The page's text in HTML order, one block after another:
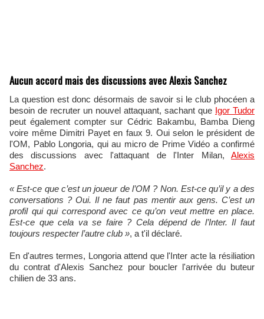
Aucun accord mais des discussions avec Alexis Sanchez
La question est donc désormais de savoir si le club phocéen a
besoin de recruter un nouvel attaquant, sachant que Igor Tudor
peut également compter sur Cédric Bakambu, Bamba Dieng
voire même Dimitri Payet en faux 9. Oui selon le président de
l'OM, Pablo Longoria, qui au micro de Prime Vidéo a confirmé
des discussions avec l'attaquant de l'Inter Milan, Alexis
Sanchez.
« Est-ce que c’est un joueur de l’OM ? Non. Est-ce qu’il y a des
conversations ? Oui. Il ne faut pas mentir aux gens. C’est un
profil qui qui correspond avec ce qu’on veut mettre en place.
Est-ce que cela va se faire ? Cela dépend de l’Inter. Il faut
toujours respecter l’autre club », a t'il déclaré.
En d'autres termes, Longoria attend que l'Inter acte la résiliation
du contrat d'Alexis Sanchez pour boucler l'arrivée du buteur
chilien de 33 ans.